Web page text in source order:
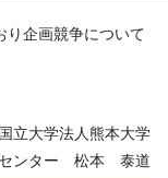
り企画競争について
国立大学法人熊本大学
センター 松本 泰道